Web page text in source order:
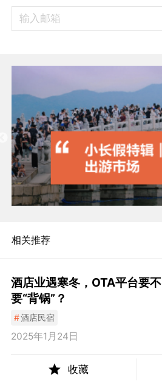
相关推荐
酒店业遇寒冬，OTA平台要不
要“背锅”？
#酒店民宿
2025年1月24日
市场生变，华住的增长与压力
收藏